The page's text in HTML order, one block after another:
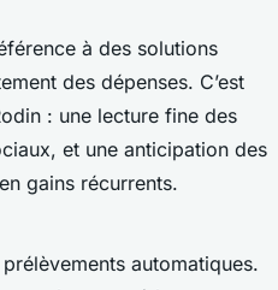
à des solutions
des dépenses. C’est
: une lecture fine des
et une anticipation des
gains récurrents.
automatiques.